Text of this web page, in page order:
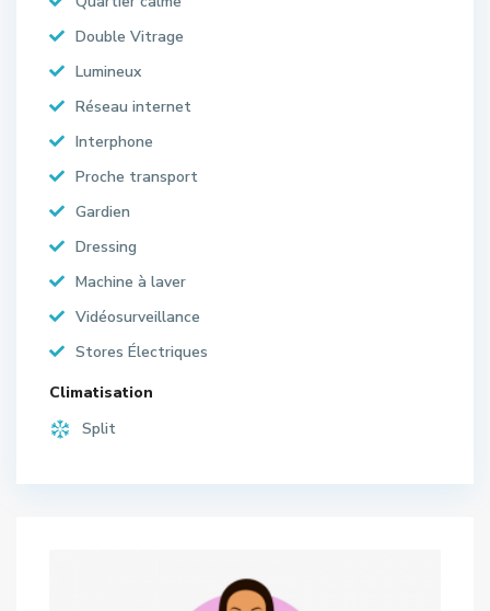
Double Vitrage
Lumineux
Réseau internet
Interphone
Proche transport
Gardien
Dressing
Machine à laver
Vidéosurveillance
Stores Électriques
Climatisation
Split